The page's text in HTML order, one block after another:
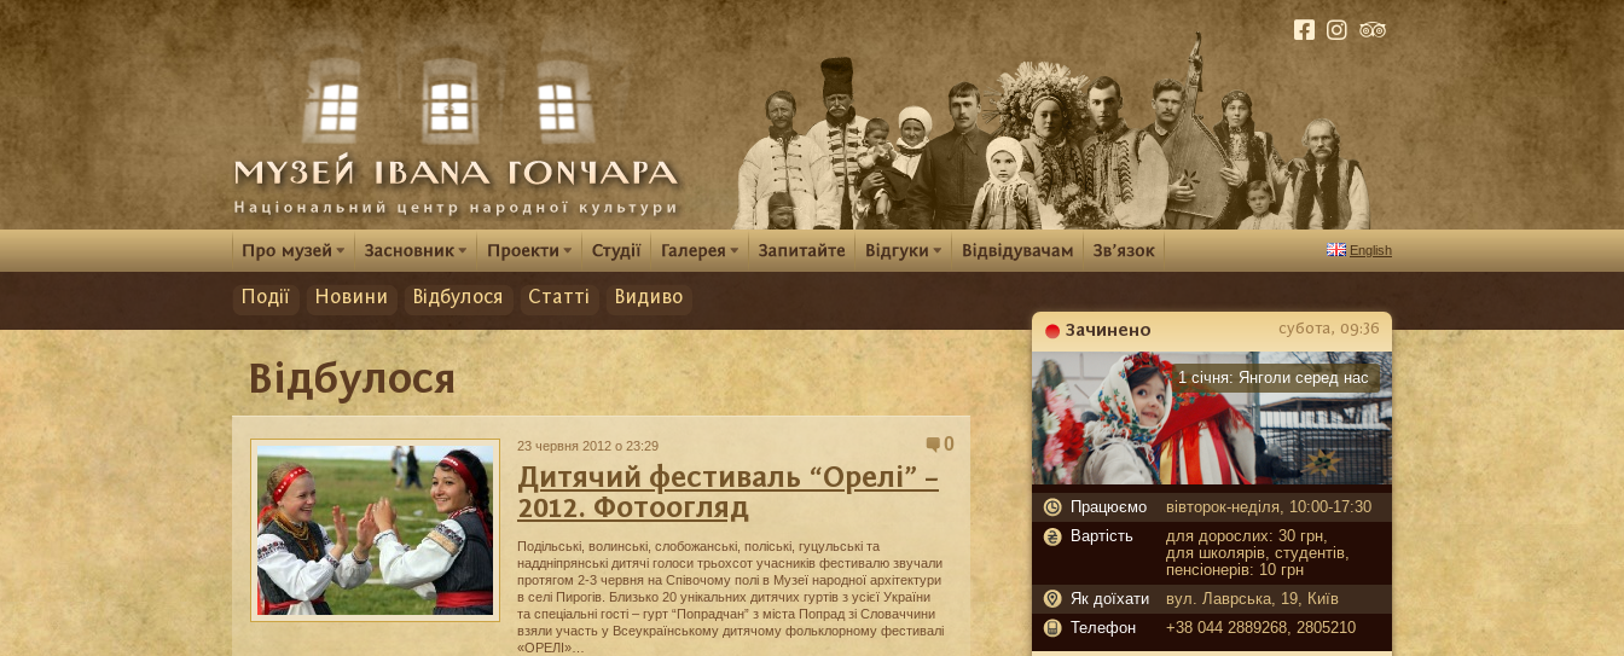
English
Події Новини Відбулося Статті Видиво
Відбулося
23 червня 2012 о 23:29 0
Дитячий фестиваль “Орелі” –
2012. Фотоогляд
Подільські, волинські, слобожанські, поліські, гуцульські та
наддніпрянські дитячі голоси трьохсот учасників фестивалю звучали
протягом 2-3 червня на Співочому полі в Музеї народної архітектури
в селі Пирогів. Близько 20 унікальних дитячих гуртів з усієї України
та спеціальні гості – гурт “Попрадчан” з міста Попрад зі Словаччини
взяли участь у Всеукраїнському дитячому фольклорному фестивалі
«ОРЕЛІ»…
Зачинено
Карантин
субота, 09:36
1 січня: Янголи серед нас
Працюємо
вівторок-неділя, 10:00-17:30
Вартість
для дорослих: 30 грн,
для школярів, студентів,
пенсіонерів: 10 грн
Як доїхати
вул. Лаврська, 19, Київ
Телефон
+38 044 2889268, 2805210